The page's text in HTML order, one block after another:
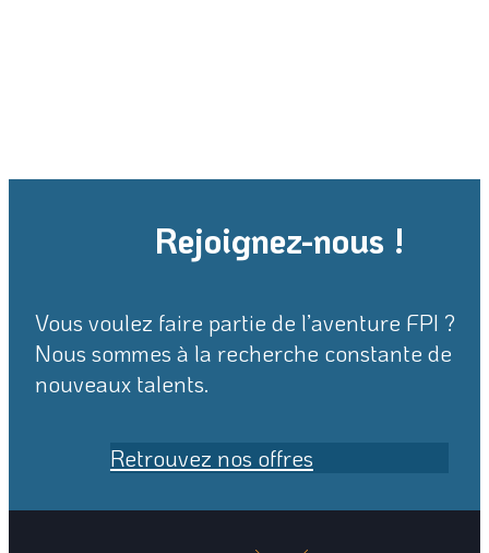
Rejoignez-nous !
Vous voulez faire partie de l’aventure FPI ?
Nous sommes à la recherche constante de
nouveaux talents.
Retrouvez nos offres